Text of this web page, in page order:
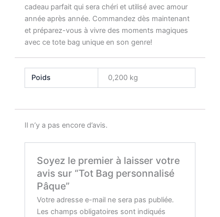
cadeau parfait qui sera chéri et utilisé avec amour
année après année. Commandez dès maintenant
et préparez-vous à vivre des moments magiques
avec ce tote bag unique en son genre!
Poids 0,200 kg
Il n’y a pas encore d’avis.
Soyez le premier à laisser votre
avis sur “Tot Bag personnalisé
Pâque”
Votre adresse e-mail ne sera pas publiée.
Les champs obligatoires sont indiqués